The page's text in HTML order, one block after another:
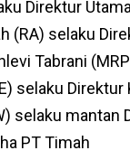
Direktur
(RA) selaku
Tabrani
selaku
selaku
PT Timah